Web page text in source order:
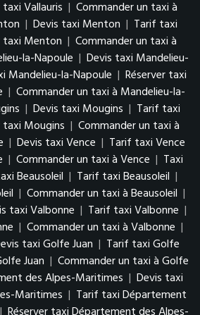
taxi Vallauris | Commander un taxi à
| Devis taxi Menton | Tarif taxi
taxi Menton | Commander un taxi à
la-Napoule | Devis taxi Mandelieu-
Mandelieu-la-Napoule | Réserver taxi
| Commander un taxi à Mandelieu-la-
| Devis taxi Mougins | Tarif taxi
taxi Mougins | Commander un taxi à
| Devis taxi Vence | Tarif taxi Vence
| Commander un taxi à Vence | Taxi
Beausoleil | Tarif taxi Beausoleil |
| Commander un taxi à Beausoleil |
taxi Valbonne | Tarif taxi Valbonne |
| Commander un taxi à Valbonne |
taxi Golfe Juan | Tarif taxi Golfe
Juan | Commander un taxi à Golfe
des Alpes-Maritimes | Devis taxi
Maritimes | Tarif taxi Département